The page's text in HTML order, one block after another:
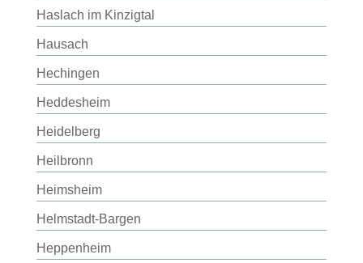
Haslach im Kinzigtal
Hausach
Hechingen
Heddesheim
Heidelberg
Heilbronn
Heimsheim
Helmstadt-Bargen
Heppenheim